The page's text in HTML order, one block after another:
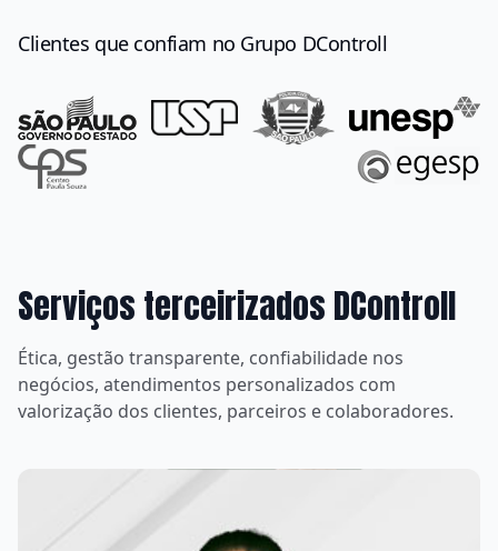
Clientes que confiam no Grupo DControll
Serviços terceirizados DControll
Ética, gestão transparente, confiabilidade nos
negócios, atendimentos personalizados com
valorização dos clientes, parceiros e colaboradores.